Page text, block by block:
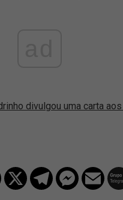
divulgou uma carta